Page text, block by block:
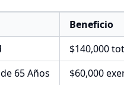
Beneficio
$140,000
65 Años
$60,000